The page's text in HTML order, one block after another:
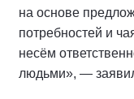
на основе
потребностей и
несём
людьми», —